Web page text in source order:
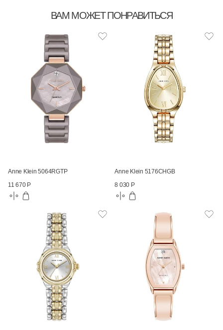
ВАМ МОЖЕТ ПОНРАВИТЬСЯ
Anne Klein 5064RGTP
11 670 Р
Anne Klein 5176CHGB
8 030 Р